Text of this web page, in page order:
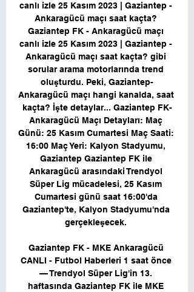
canlı izle 25 Kasım 2023 | Gaziantep -
Ankaragücü maçı saat kaçta?
Gaziantep FK - Ankaragücü maçı
canlı izle 25 Kasım 2023 | Gaziantep -
Ankaragücü maçı saat kaçta? gibi
sorular arama motorlarında trend
oluşturdu. Peki, Gaziantep-
Ankaragücü maçı hangi kanalda, saat
kaçta? İşte detaylar... Gaziantep FK-
Ankaragücü Maçı Detayları: Maç
Günü: 25 Kasım Cumartesi Maç Saati:
16:00 Maç Yeri: Kalyon Stadyumu,
Gaziantep Gaziantep FK ile
Ankaragücü arasındaki Trendyol
Süper Lig mücadelesi, 25 Kasım
Cumartesi günü saat 16:00'da
Gaziantep'te, Kalyon Stadyumu'nda
gerçekleşecek.
Gaziantep FK - MKE Ankaragücü
CANLI - Futbol Haberleri 1 saat önce
— Trendyol Süper Lig'in 13.
haftasında Gaziantep FK ile MKE